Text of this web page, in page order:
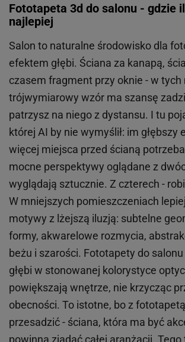
Fototapeta 3d do salonu - gdzie
najlepiej
Salon to naturalne środowisko dla
efektem głębi. Ściana za kanapą,
czasem fragment przy oknie - w tych
trójwymiarowy wzór ma szansę
patrzysz na niego z dystansu. I tu
której AI by nie wymyślił: im głębszy
więcej miejsca przed ścianą
mocne perspektywy oglądane z
wyglądają sztucznie. Z czterech -
W mniejszych pomieszczeniach
motywy z lżejszą iluzją: subtelne
formy, akwarelowe rozmycia,
beżu i szarości. Fototapety do
głębi w stonowanej kolorystyce
powiększają wnętrze, nie krzycząc
obecności. To istotne, bo z
przesadzić - ściana, która ma być
powinna zjadać całej aranżacji.